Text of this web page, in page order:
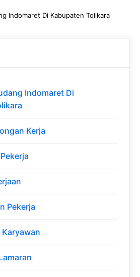
b
o
k
s
A
p
r
a
d
In
Indomaret Di Kabupaten Tolikara
Indomaret Di
Kerja
Pekerja